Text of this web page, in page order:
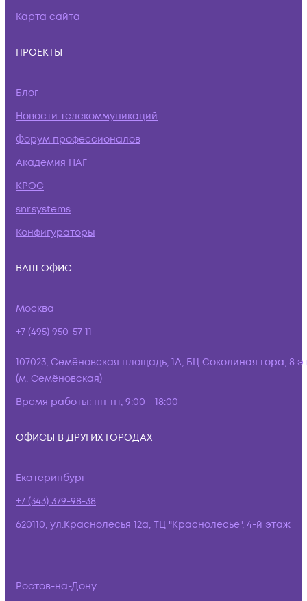
Карта сайта
ПРОЕКТЫ
Блог
Новости телекоммуникаций
Форум профессионалов
Академия НАГ
КРОС
snr.systems
Конфигураторы
ВАШ ОФИС
Москва
+7 (495) 950-57-11
107023, Семёновская площадь, 1А, БЦ Соколиная гора, 8
(м. Семёновская)
Время работы: пн-пт, 9:00 - 18:00
ОФИСЫ В ДРУГИХ ГОРОДАХ
Екатеринбург
+7 (343) 379-98-38
620110, ул.Краснолесья 12а, ТЦ "Краснолесье", 4-й этаж
Ростов-на-Дону